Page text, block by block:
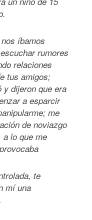
íbamos
rumores
relaciones
tus amigos;
y dijeron que era
a esparcir
me
de noviazgo
a lo que me
te
mí una